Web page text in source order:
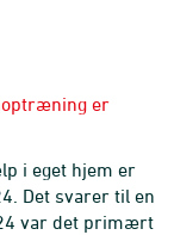
er
er
i eget hjem er
Det svarer til en
var det primært